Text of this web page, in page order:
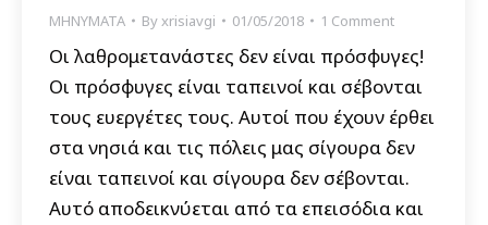
ΜΗΝΥΜΑΤΑ Byxrisiavgi 01/05/2018 1 Comment
Οι λαθρομετανάστες δεν είναι πρόσφυγες!
Οι πρόσφυγες είναι ταπεινοί και σέβονται
τους ευεργέτες τους. Αυτοί που έχουν έρθει
στα νησιά και τις πόλεις μας σίγουρα δεν
είναι ταπεινοί και σίγουρα δεν σέβονται.
Αυτό αποδεικνύεται από τα επεισόδια και